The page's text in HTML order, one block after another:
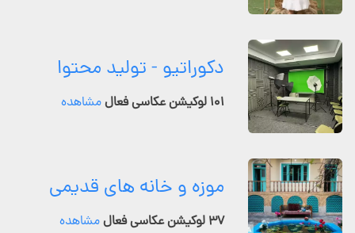
دکوراتیو - تولید محتوا
۱۰۱ لوکیشن عکاسی فعال مشاهده
موزه و خانه های قدیمی
۳۷ لوکیشن عکاسی فعال مشاهده